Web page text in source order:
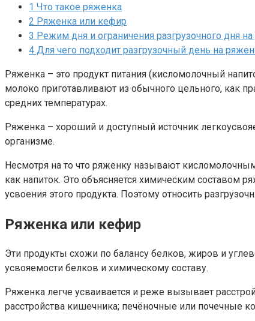
1 Что такое ряженка
2 Ряженка или кефир
3 Режим дня и ограничения разгрузочного дня
4 Для чего подходит разгрузочный день на
Ряженка – это продукт питания (кисломолочный
молоко приготавливают из обычного цельного, как
средних температурах.
Ряженка – хороший и доступный источник
организме.
Несмотря на то что ряженку называют
как напиток. Это объясняется химическим составом
усвоения этого продукта. Поэтому относить
Ряженка или кефир
Эти продукты схожи по балансу белков, жиров и
усвояемости белков и химическому составу.
Ряженка легче усваивается и реже вызывает
расстройства кишечника; печёночные или почечные